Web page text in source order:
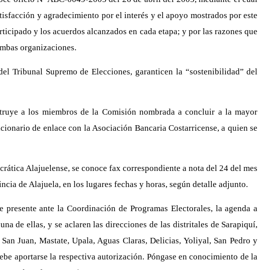
y agradecimiento por el interés y el apoyo mostrados por este
y los acuerdos alcanzados en cada etapa; y por las razones que
organizaciones.
Tribunal Supremo de Elecciones, garanticen la “sostenibilidad” del
a los miembros de la Comisión nombrada a concluir a la mayor
de enlace con la Asociación Bancaria Costarricense, a quien se
Alajuelense, se conoce fax correspondiente a nota del 24 del mes
de Alajuela, en los lugares fechas y horas, según detalle adjunto.
ante la Coordinación de Programas Electorales, la agenda a
de ellas, y se aclaren las direcciones de las distritales de Sarapiquí,
Juan, Mastate, Upala, Aguas Claras, Delicias, Yoliyal, San Pedro y
aportarse la respectiva autorización. Póngase en conocimiento de la